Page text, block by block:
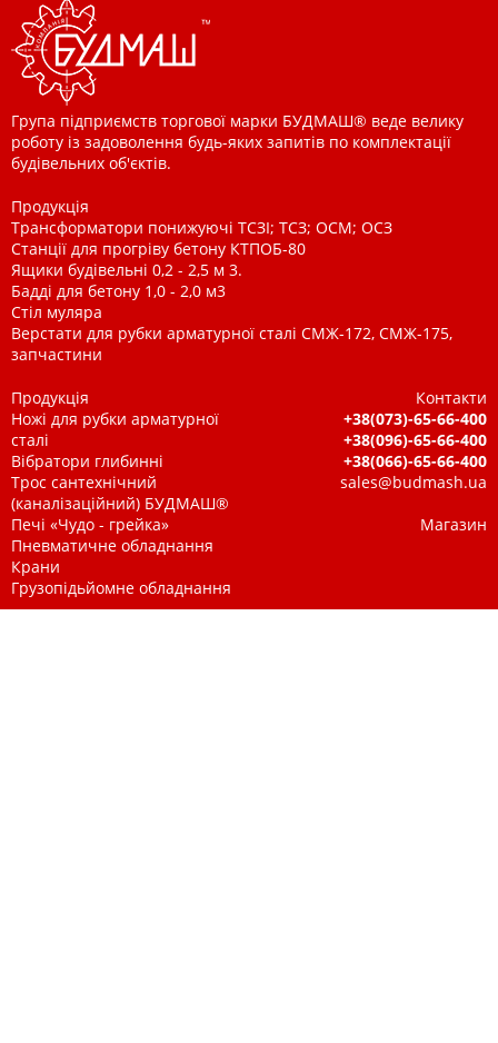
Група підприємств торгової марки БУДМАШ® веде велику
роботу із задоволення будь-яких запитів по комплектації
будівельних об'єктів.
Продукція
Трансформатори понижуючі ТСЗІ; ТСЗ; ОСМ; ОСЗ
Станції для прогріву бетону КТПОБ-80
Ящики будівельні 0,2 - 2,5 м 3.
Бадді для бетону 1,0 - 2,0 м3
Стіл муляра
Верстати для рубки арматурної сталі СМЖ-172, СМЖ-175,
запчастини
Продукція
Ножі для рубки арматурної
сталі
Вібратори глибинні
Трос сантехнічний
(каналізаційний) БУДМАШ®
Печі «Чудо - грейка»
Пневматичне обладнання
Крани
Грузопідьйомне обладнання
Контакти
+38(073)-65-66-400
+38(096)-65-66-400
+38(066)-65-66-400
sales@budmash.ua
Магазин